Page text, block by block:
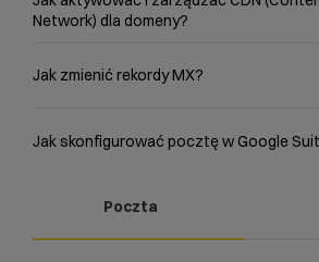
Network) dla domeny?
Jak zmienić rekordy MX?
Jak skonfigurować pocztę w Google
Poczta